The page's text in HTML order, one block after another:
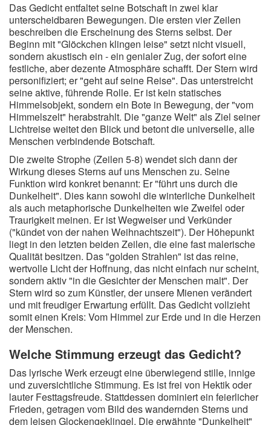
Das Gedicht entfaltet seine Botschaft in zwei klar
unterscheidbaren Bewegungen. Die ersten vier Zeilen
beschreiben die Erscheinung des Sterns selbst. Der
Beginn mit "Glöckchen klingen leise" setzt nicht visuell,
sondern akustisch ein - ein genialer Zug, der sofort eine
festliche, aber dezente Atmosphäre schafft. Der Stern wird
personifiziert; er "geht auf seine Reise". Das unterstreicht
seine aktive, führende Rolle. Er ist kein statisches
Himmelsobjekt, sondern ein Bote in Bewegung, der "vom
Himmelszelt" herabstrahlt. Die "ganze Welt" als Ziel seiner
Lichtreise weitet den Blick und betont die universelle, alle
Menschen verbindende Botschaft.
Die zweite Strophe (Zeilen 5-8) wendet sich dann der
Wirkung dieses Sterns auf uns Menschen zu. Seine
Funktion wird konkret benannt: Er "führt uns durch die
Dunkelheit". Dies kann sowohl die winterliche Dunkelheit
als auch metaphorische Dunkelheiten wie Zweifel oder
Traurigkeit meinen. Er ist Wegweiser und Verkünder
("kündet von der nahen Weihnachtszeit"). Der Höhepunkt
liegt in den letzten beiden Zeilen, die eine fast malerische
Qualität besitzen. Das "golden Strahlen" ist das reine,
wertvolle Licht der Hoffnung, das nicht einfach nur scheint,
sondern aktiv "in die Gesichter der Menschen malt". Der
Stern wird so zum Künstler, der unsere Mienen verändert
und mit freudiger Erwartung erfüllt. Das Gedicht vollzieht
somit einen Kreis: Vom Himmel zur Erde und in die Herzen
der Menschen.
Welche Stimmung erzeugt das Gedicht?
Das lyrische Werk erzeugt eine überwiegend stille, innige
und zuversichtliche Stimmung. Es ist frei von Hektik oder
lauter Festtagsfreude. Stattdessen dominiert ein feierlicher
Frieden, getragen vom Bild des wandernden Sterns und
dem leisen Glockengeklingel. Die erwähnte "Dunkelheit"